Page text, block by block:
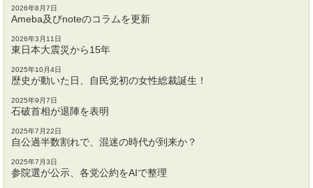
2026年8月7日
Ameba及びnoteのコラムを更新
2026年3月11日
東日本大震災から15年
2025年10月4日
歴史が動いた日、自民党初の女性総裁誕生！
2025年9月7日
石破首相が退陣を表明
2025年7月22日
自公過半数割れで、混迷の時代が到来か？
2025年7月3日
参院選が公示、各党公約をAIで整理